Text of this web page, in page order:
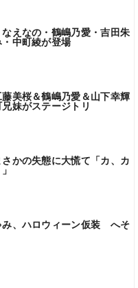
えなの・鶴嶋乃愛・吉田朱
中町綾が登場
美桜＆鶴嶋乃愛＆山下幸輝
妹がステージトリ
かの失態に大慌て「カ、カ
み、ハロウィーン仮装 へそ